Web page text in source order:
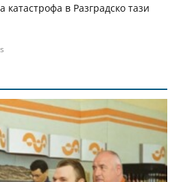
катастрофа в Разградско тази